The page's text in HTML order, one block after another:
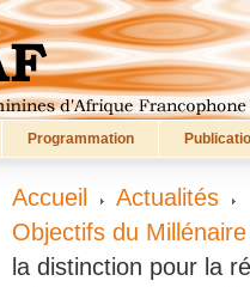
Programmation
Accueil Actualités
Objectifs du
la distinction pour la